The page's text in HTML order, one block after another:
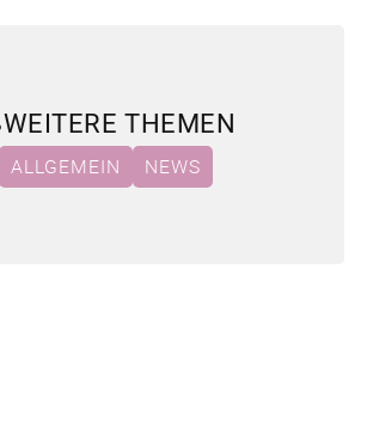
WEITERE THEMEN
ALLGEMEIN NEWS